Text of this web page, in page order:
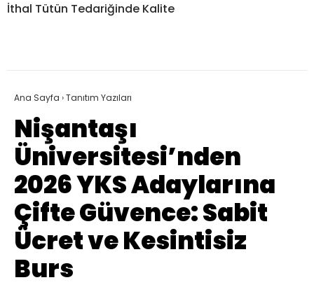
İthal Tütün Tedariğinde Kalite
Ana Sayfa ›Tanıtım Yazıları
Nişantaşı
Üniversitesi’nden
2026 YKS Adaylarına
Çifte Güvence: Sabit
Ücret ve Kesintisiz
Burs